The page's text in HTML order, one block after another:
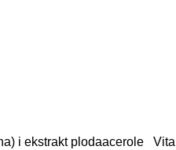
i ekstrakt plodaacerole